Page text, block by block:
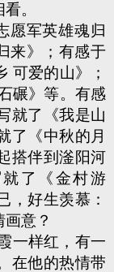
。
愿军英雄魂归
来》；有感于
可爱的山》；
碾》等。有感
就了《我是山
了《中秋的月
搭伴到滏阳河
了《金村游
，好生羡慕：
意？
一样红，有一
在他的热情带